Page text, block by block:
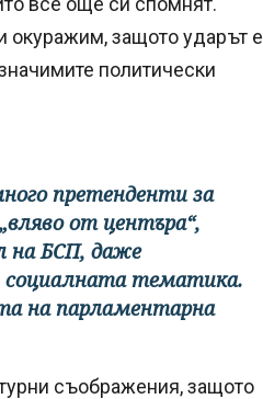
окуражим, защото ударът е
политически
претенденти за
от центъра“,
на БСП, даже
социалната тематика.
на парламентарна
съображения, защото